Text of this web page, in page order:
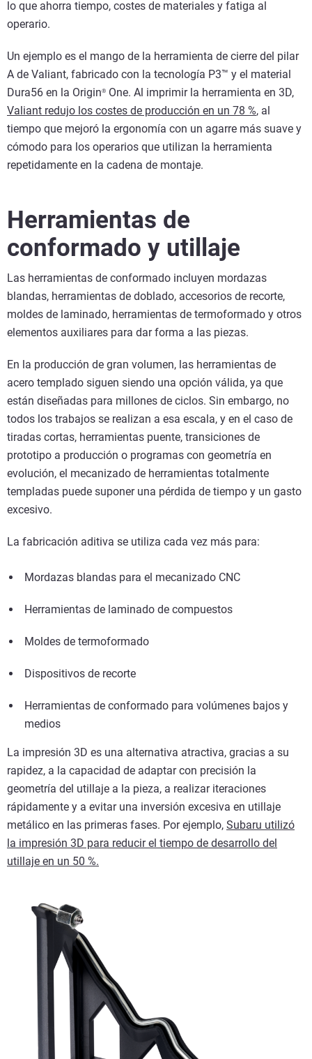
lo que ahorra tiempo, costes de materiales y fatiga al
operario.
Un ejemplo es el mango de la herramienta de cierre del pilar
A de Valiant, fabricado con la tecnología P3™ y el material
Dura56 en la Origin® One. Al imprimir la herramienta en 3D,
Valiant redujo los costes de producción en un 78 %, al
tiempo que mejoró la ergonomía con un agarre más suave y
cómodo para los operarios que utilizan la herramienta
repetidamente en la cadena de montaje.
Herramientas de
conformado y utillaje
Las herramientas de conformado incluyen mordazas
blandas, herramientas de doblado, accesorios de recorte,
moldes de laminado, herramientas de termoformado y otros
elementos auxiliares para dar forma a las piezas.
En la producción de gran volumen, las herramientas de
acero templado siguen siendo una opción válida, ya que
están diseñadas para millones de ciclos. Sin embargo, no
todos los trabajos se realizan a esa escala, y en el caso de
tiradas cortas, herramientas puente, transiciones de
prototipo a producción o programas con geometría en
evolución, el mecanizado de herramientas totalmente
templadas puede suponer una pérdida de tiempo y un gasto
excesivo.
La fabricación aditiva se utiliza cada vez más para:
Mordazas blandas para el mecanizado CNC
Herramientas de laminado de compuestos
Moldes de termoformado
Dispositivos de recorte
Herramientas de conformado para volúmenes bajos y
medios
La impresión 3D es una alternativa atractiva, gracias a su
rapidez, a la capacidad de adaptar con precisión la
geometría del utillaje a la pieza, a realizar iteraciones
rápidamente y a evitar una inversión excesiva en utillaje
metálico en las primeras fases. Por ejemplo, Subaru utilizó
la impresión 3D para reducir el tiempo de desarrollo del
utillaje en un 50 %.